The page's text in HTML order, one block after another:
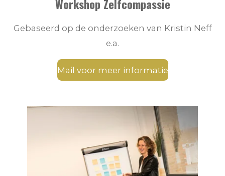
Workshop Zelfcompassie
Gebaseerd op de onderzoeken van Kristin Neff
e.a.
Mail voor meer informatie